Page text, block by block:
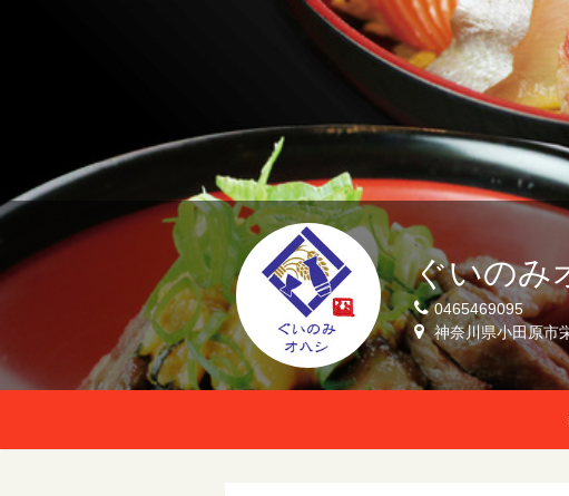
ぐいのみ
0465469095
神奈川県小田原市